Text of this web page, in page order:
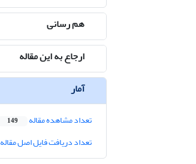
هم رسانی
ارجاع به این مقاله
آمار
تعداد مشاهده مقاله 149
تعداد دریافت فایل اصل مقاله